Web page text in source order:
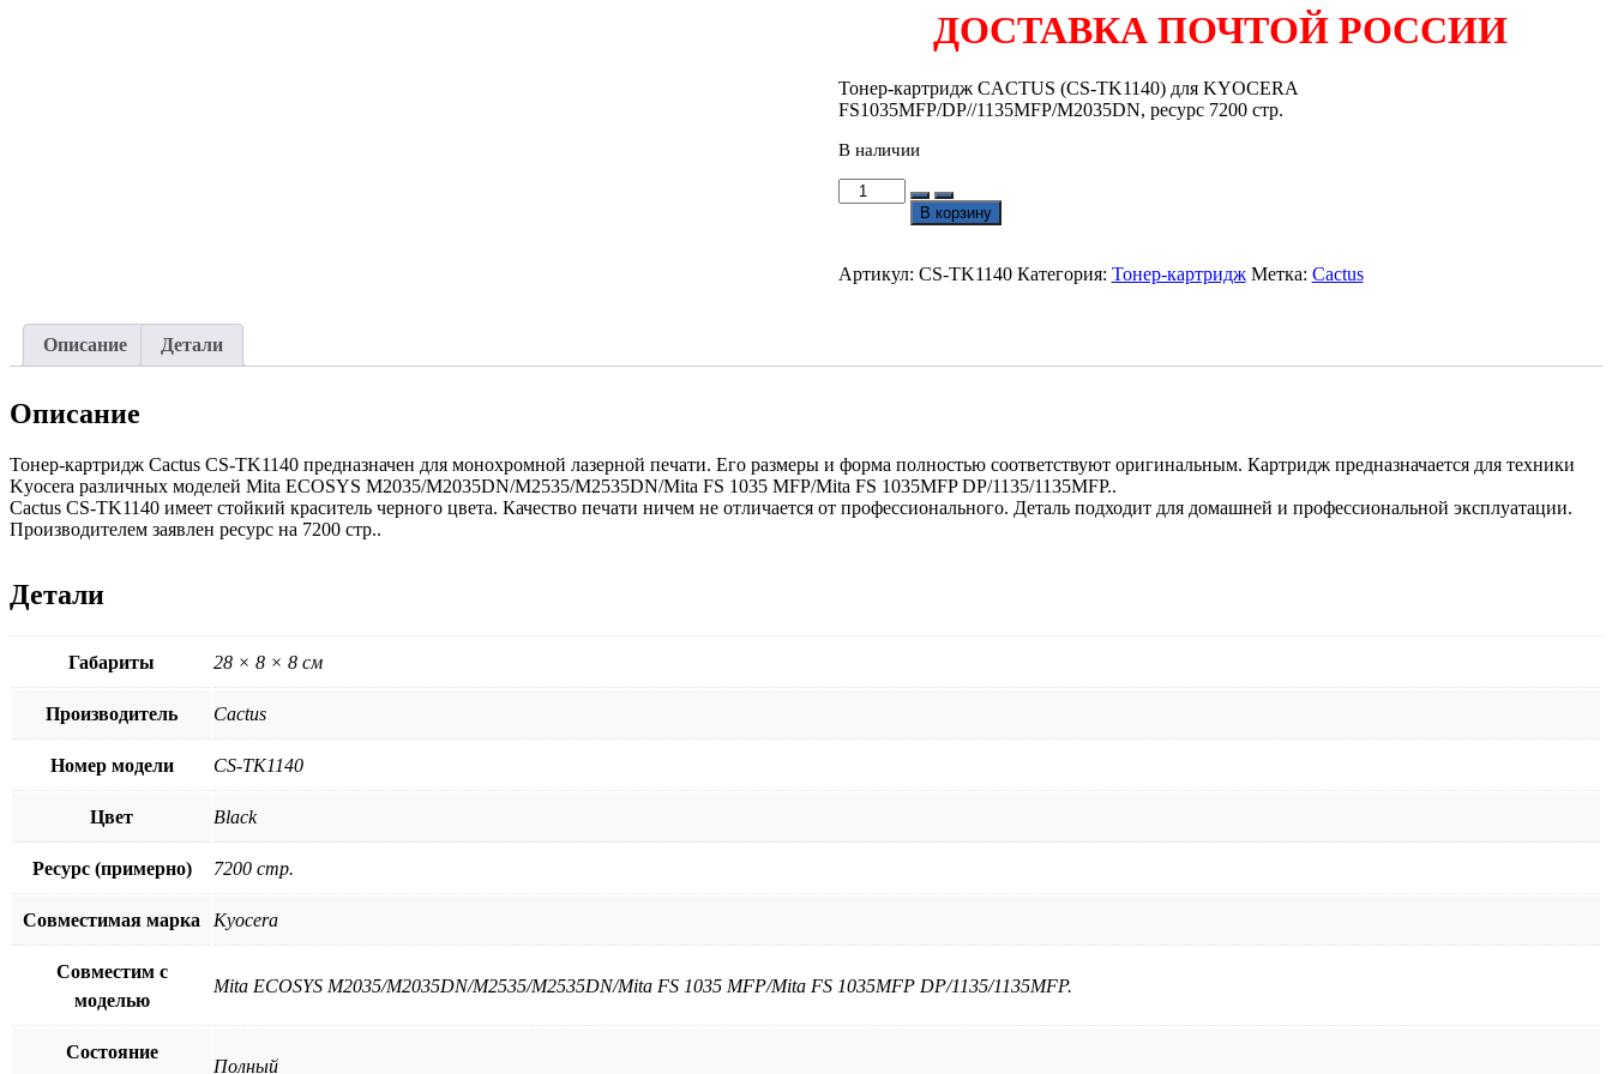
918.00₽.
ДОСТАВКА ПОЧТОЙ РОССИИ
Тонер-картридж CACTUS (CS-TK1140) для KYOCERA
FS1035MFP/DP//1135MFP/M2035DN, ресурс 7200 стр.
В наличии
Количество
товара
CACTUS
В корзину
Артикул: CS-TK1140 Категория: Тонер-картридж Метка: Cactus
Описание Детали
Описание
Тонер-картридж Cactus CS-TK1140 предназначен для монохромной лазерной печати. Его размеры и форма полностью соответствуют оригинальным. Картридж предназначается для техники
Kyocera различных моделей Mita ECOSYS M2035/M2035DN/M2535/M2535DN/Mita FS 1035 MFP/Mita FS 1035MFP DP/1135/1135MFP..
Cactus CS-TK1140 имеет стойкий краситель черного цвета. Качество печати ничем не отличается от профессионального. Деталь подходит для домашней и профессиональной эксплуатации.
Производителем заявлен ресурс на 7200 стр..
Детали
Габариты 28 × 8 × 8 см
Производитель Cactus
Номер модели CS-TK1140
Цвет Black
Ресурс (примерно) 7200 стр.
Совместимая марка Kyocera
Совместим с
моделью
Mita ECOSYS M2035/M2035DN/M2535/M2535DN/Mita FS 1035 MFP/Mita FS 1035MFP DP/1135/1135MFP.
Состояние
Полный